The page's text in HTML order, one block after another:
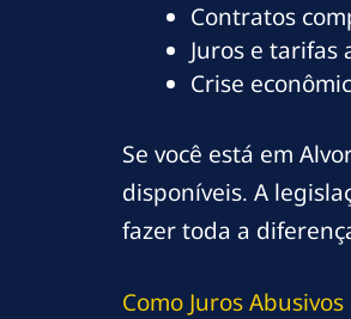
Contratos
Juros e
Crise
Se você está em
disponíveis. A
fazer toda a
Como Juros